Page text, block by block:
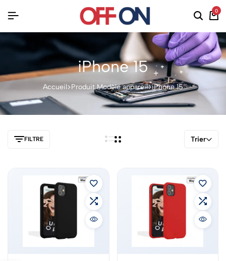
0
iPhone 15
Accueil Produit Modèle appareil iPhone 15
FILTRE Trier